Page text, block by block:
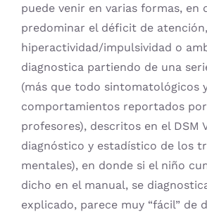
puede venir en varias formas, en
predominar el déficit de
hiperactividad/impulsividad o
diagnostica partiendo de una
(más que todo sintomatológicos
comportamientos reportados
profesores), descritos en el DSM
diagnóstico y estadístico de los
mentales), en donde si el niño
dicho en el manual, se
explicado, parece muy “fácil” de